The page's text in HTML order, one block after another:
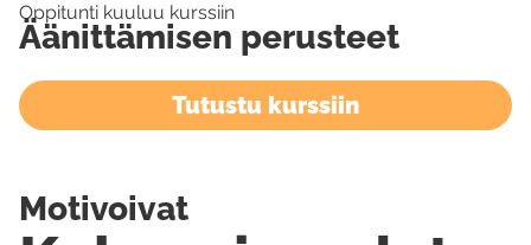
Oppitunti kuuluu kurssiin
Äänittämisen perusteet
Tutustu kurssiin
Motivoivat